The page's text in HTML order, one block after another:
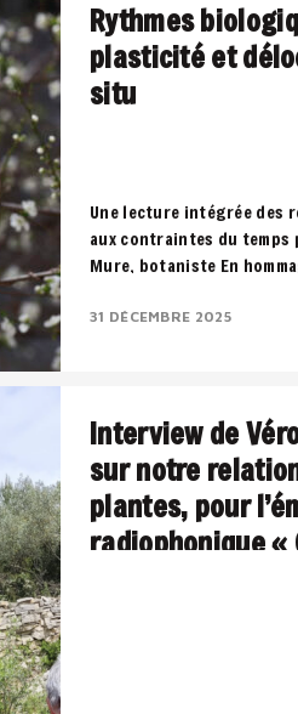
Rythmes
plasticité et
situ
Une lecture intégrée des
aux contraintes du temps
Mure, botaniste En
31 DÉCEMBRE 2025
Interview de
sur notre
plantes, pour
radiophonique «
sorti des
Herlem –
Présentation : Véronique